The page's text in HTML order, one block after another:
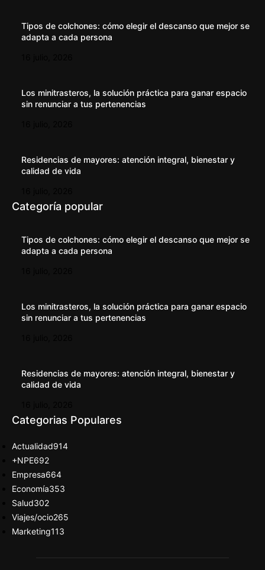
Tipos de colchones: cómo elegir el descanso que mejor se
adapta a cada persona
Los minitrasteros, la solución práctica para ganar espacio
sin renunciar a tus pertenencias
Residencias de mayores: atención integral, bienestar y
calidad de vida
Categoría popular
Tipos de colchones: cómo elegir el descanso que mejor se
adapta a cada persona
Los minitrasteros, la solución práctica para ganar espacio
sin renunciar a tus pertenencias
Residencias de mayores: atención integral, bienestar y
calidad de vida
Categorias Populares
Actualidad914
+NPE692
Empresa664
Economía353
Salud302
Viajes/ocio265
Marketing113